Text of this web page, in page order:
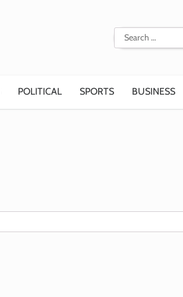
Search
for:
POLITICAL SPORTS BUSINESS